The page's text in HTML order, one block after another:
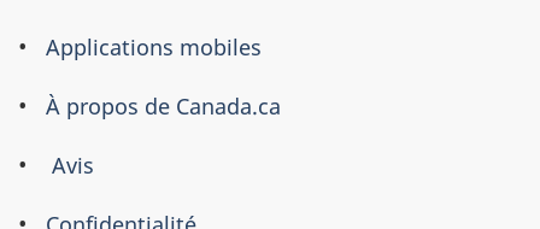
propos
ce
site
Applications mobiles
À propos de Canada.ca
Avis